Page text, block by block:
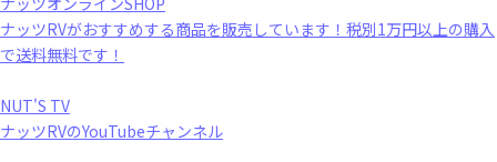
ナッツRVがおすすめする商品を販売しています！税別1万円以上の購入
で送料無料です！
NUT'S TV
ナッツRVのYouTubeチャンネル